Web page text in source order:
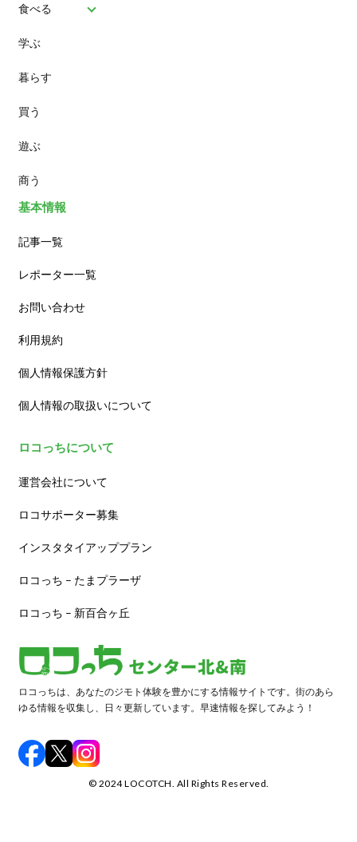
食べる
パン
スイーツ
ランチ
カフェ
学ぶ
暮らす
買う
遊ぶ
商う
基本情報
記事一覧
レポーター一覧
お問い合わせ
利用規約
個人情報保護方針
個人情報の取扱いについて
ロコっちについて
運営会社について
ロコサポーター募集
インスタタイアッププラン
ロコっち – たまプラーザ
ロコっち – 新百合ヶ丘
ロコっちは、あなたのジモト体験を豊かにする情報サイトです。街のあら
ゆる情報を収集し、日々更新しています。早速情報を探してみよう！
©️ 2024 LOCOTCH. All Rights Reserved.